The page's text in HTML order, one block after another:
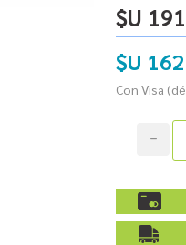
$U 191
$U
Con Visa
h